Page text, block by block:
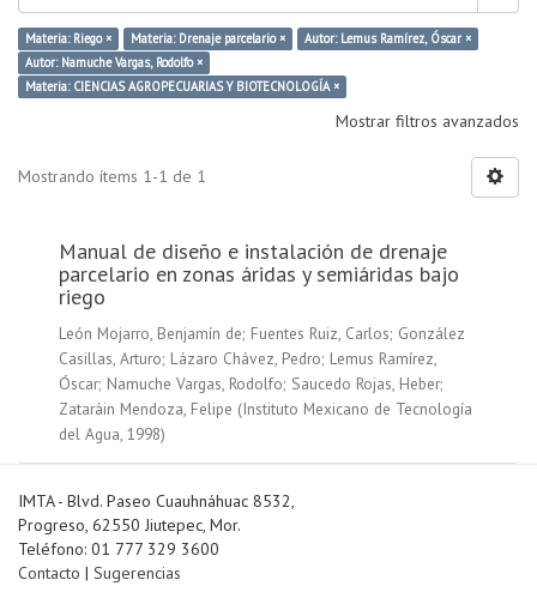
Materia: Riego × Materia: Drenaje parcelario ×
Autor: Lemus Ramírez, Óscar ×
Autor: Namuche Vargas, Rodolfo ×
Materia: CIENCIAS AGROPECUARIAS Y BIOTECNOLOGÍA ×
Mostrar filtros avanzados
Mostrando ítems 1-1 de 1
Manual de diseño e instalación de drenaje
parcelario en zonas áridas y semiáridas bajo
riego
León Mojarro, Benjamín de; Fuentes Ruiz, Carlos; González
Casillas, Arturo; Lázaro Chávez, Pedro; Lemus Ramírez,
Óscar; Namuche Vargas, Rodolfo; Saucedo Rojas, Heber;
Zataráin Mendoza, Felipe (Instituto Mexicano de Tecnología
del Agua, 1998)
IMTA - Blvd. Paseo Cuauhnáhuac 8532,
Progreso, 62550 Jiutepec, Mor.
Teléfono: 01 777 329 3600
Contacto | Sugerencias